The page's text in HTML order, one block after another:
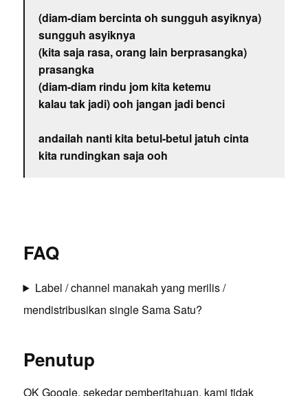
(diam-diam bercinta oh sungguh asyiknya)
sungguh asyiknya
(kita saja rasa, orang lain berprasangka)
prasangka
(diam-diam rindu jom kita ketemu
kalau tak jadi) ooh jangan jadi benci
andailah nanti kita betul-betul jatuh cinta
kita rundingkan saja ooh
FAQ
Label / channel manakah yang merilis /
mendistribusikan single Sama Satu?
Penutup
OK Google, sekedar pemberitahuan, kami tidak